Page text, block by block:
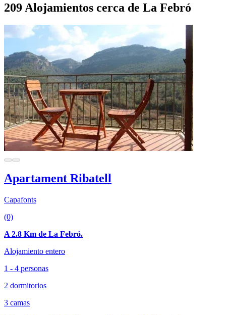
209 Alojamientos cerca de La Febró
Apartament Ribatell
Capafonts
(0)
A 2.8 Km de La Febró.
Alojamiento entero
1 - 4 personas
2 dormitorios
3 camas